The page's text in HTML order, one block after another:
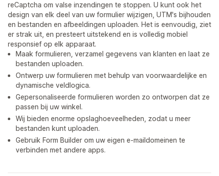
reCaptcha om valse inzendingen te stoppen. U kunt ook het
design van elk deel van uw formulier wijzigen, UTM's bijhouden
en bestanden en afbeeldingen uploaden. Het is eenvoudig, ziet
er strak uit, en presteert uitstekend en is volledig mobiel
responsief op elk apparaat.
Maak formulieren, verzamel gegevens van klanten en laat ze
bestanden uploaden.
Ontwerp uw formulieren met behulp van voorwaardelijke en
dynamische veldlogica.
Gepersonaliseerde formulieren worden zo ontworpen dat ze
passen bij uw winkel.
Wij bieden enorme opslaghoeveelheden, zodat u meer
bestanden kunt uploaden.
Gebruik Form Builder om uw eigen e-maildomeinen te
verbinden met andere apps.